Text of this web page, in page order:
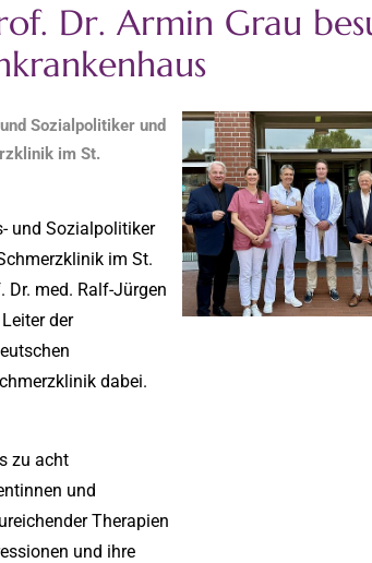
Dr. Armin Grau
Sozialpolitiker und
im St.
und Sozialpolitiker
im St.
Dr. med. Ralf-Jürgen
der
dabei.
zu acht
und
Therapien
und ihre